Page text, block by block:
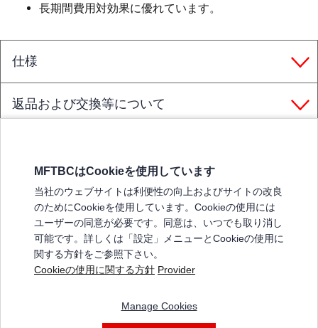
長期間費用対効果に優れています。
仕様
返品および交換等について
弊社の製品について
販売店リスト
よくある質問 / お問い合わせ
特定商取引法に基づく表記
三菱ふそうショップ_利用規約
MFTBCはCookieを使用しています
当社のウェブサイトは利便性の向上およびサイトの改良
のためにCookieを使用しています。Cookieの使用には
ユーザーの同意が必要です。同意は、いつでも取り消し
可能です。詳しくは「設定」メニューとCookieの使用に
関する方針をご参照下さい。
Cookieの使用に関する方針 Provider
Manage Cookies